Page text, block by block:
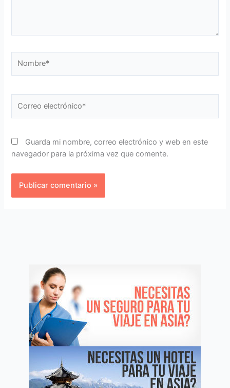
electrónico*
Guarda mi nombre, correo electrónico y web en este
navegador para la próxima vez que comente.